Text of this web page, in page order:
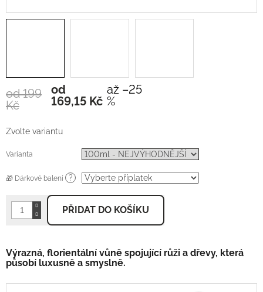
od 199
Kč
až –25
%
od
169,15 Kč Měrná
cena:
Zvolte variantu
Varianta
🎁 Dárkové balení ?
PŘIDAT DO KOŠÍKU
Výrazná, florientální vůně spojující růži a dřevy, která
působí luxusně a smyslně.